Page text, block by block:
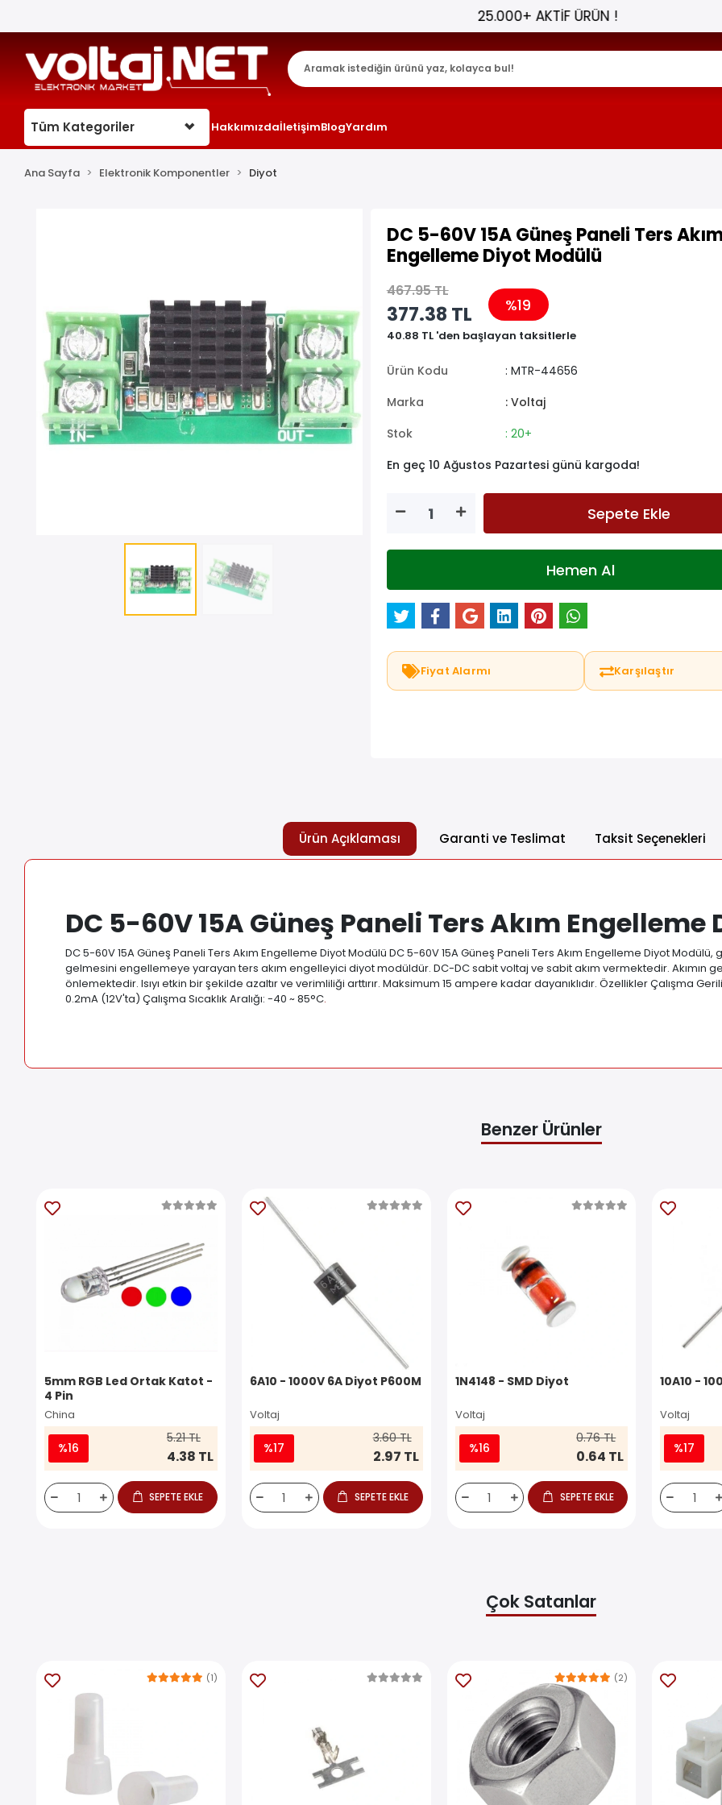
25.000+ AKTİF ÜRÜN !
Tüm Kategoriler HakkımızdaİletişimBlogYardım
Ana Sayfa Elektronik Komponentler Diyot
DC 5-60V 15A Güneş Paneli Ters
Engelleme Diyot Modülü
467.95 TL
377.38 TL %19
40.88 TL 'den başlayan taksitlerle
Ürün Kodu
: MTR-44656
Marka
: Voltaj
Stok
: 20+
En geç 10 Ağustos Pazartesi günü kargoda!
Sepete Ekle
Hemen Al
Fiyat Alarmı Karşılaştır
Ürün Açıklaması Garanti ve Teslimat Taksit Seçenekleri
DC 5-60V 15A Güneş Paneli Ters Akım
DC 5-60V 15A Güneş Paneli Ters Akım Engelleme Diyot Modülü DC 5-60V 15A Güneş Paneli Ters Akım Engelleme Diyot
gelmesini engellemeye yarayan ters akım engelleyici diyot modüldür. DC-DC sabit voltaj ve sabit akım vermektedir. Akımın
önlemektedir. Isıyı etkin bir şekilde azaltır ve verimliliği arttırır. Maksimum 15 ampere kadar dayanıklıdır. Özellikler Çalışma
0.2mA (12V'ta) Çalışma Sıcaklık Aralığı: -40 ~ 85°C.
Benzer Ürünler
5mm RGB Led Ortak Katot -
4 Pin
China
%16
5.21 TL
4.38 TL
SEPETE EKLE
6A10 - 1000V 6A Diyot P600M
Voltaj
%17
3.60 TL
2.97 TL
SEPETE EKLE
1N4148 - SMD Diyot
Voltaj
%16
0.76 TL
0.64 TL
SEPETE EKLE
10A10 -
Voltaj
%17
Çok Satanlar
(1) (2)